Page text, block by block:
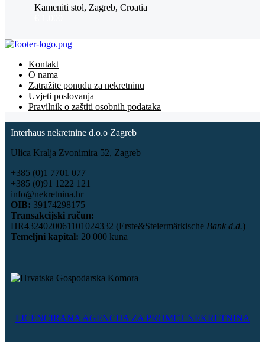
Kameniti stol, Zagreb, Croatia
Kontakt
O nama
Zatražite ponudu za nekretninu
Uvjeti poslovanja
Pravilnik o zaštiti osobnih podataka
Interhaus nekretnine d.o.o Zagreb
Ulica Kralja Zvonimira 52, Zagreb
+385 (0)1 7701 077
+385 (0)91 1222 121
info@nekretnina.hr
OIB: 39174298175
Transakcijski račun:
HR4324020061101024332 (Erste&Steiermärkische Bank d.d.)
Temeljni kapital: 20 000 kuna
LICENCIRANA AGENCIJA ZA PROMET NEKRETNINA